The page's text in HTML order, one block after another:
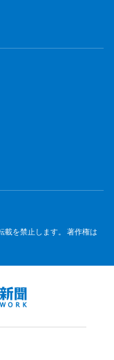
載を禁止します。 著作権は